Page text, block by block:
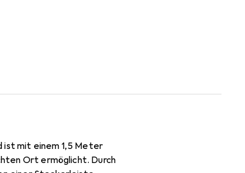
ist mit einem 1,5 Meter
Ort ermöglicht. Durch